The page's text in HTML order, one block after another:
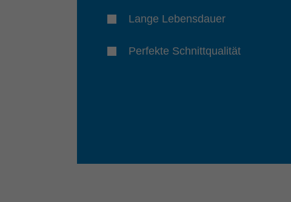
Lange Lebensdauer
Perfekte Schnittqualität